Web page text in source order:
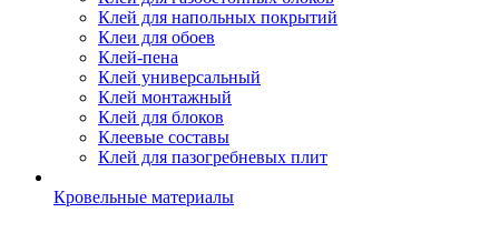
Клей для напольных покрытий
Клеи для обоев
Клей-пена
Клей универсальный
Клей монтажный
Клей для блоков
Клеевые составы
Клей для пазогребневых плит
Кровельные материалы